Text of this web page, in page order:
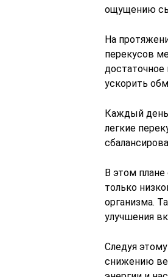
ощущению
На
перекусов
ускорить
Каждый день
легкие
В этом
только
организма.
улучшения
Следуя
снижению